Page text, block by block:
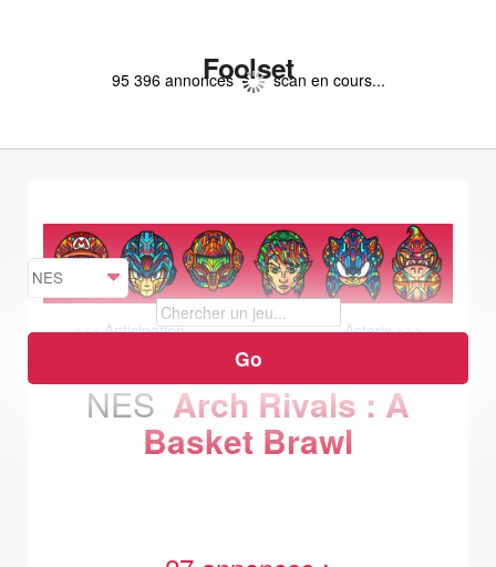
Foolset
95 396 annonces scan en cours...
<<< Anticipation Asterix >>>
NES Arch Rivals : A
Basket Brawl